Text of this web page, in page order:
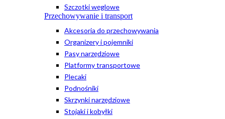
Szczotki węglowe
Przechowywanie i transport
Akcesoria do przechowywania
Organizery i pojemniki
Pasy narzędziowe
Platformy transportowe
Plecaki
Podnośniki
Skrzynki narzędziowe
Stojaki i kobyłki